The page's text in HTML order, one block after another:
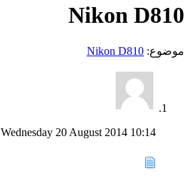
Nikon D810
موضوع: Nikon D810
Wednesday 20 August 2014 10:14